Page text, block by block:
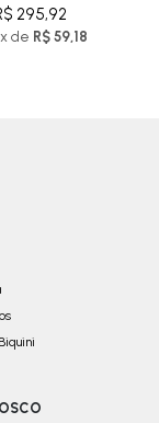
295,92
de R$ 59,18